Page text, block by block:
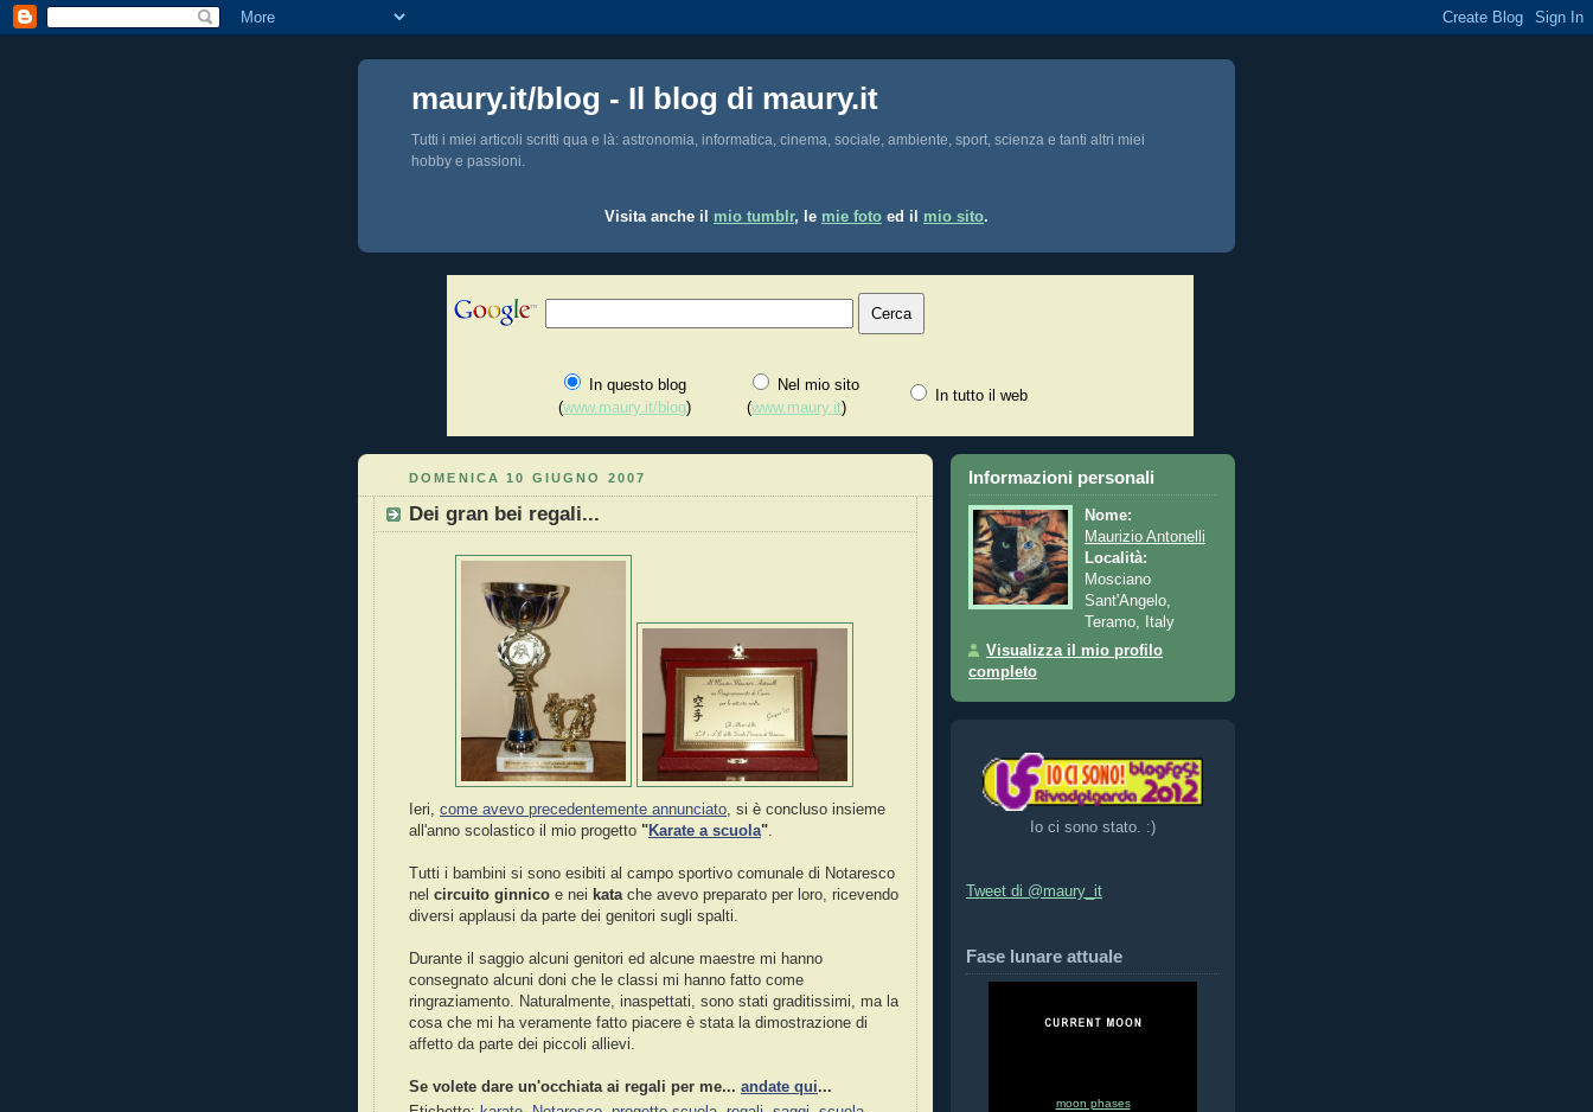
maury.it/blog - Il blog di maury.it
Tutti i miei articoli scritti qua e là: astronomia, informatica, cinema, sociale, ambiente, sport, scienza e tanti altri miei
hobby e passioni.
Visita anche il mio tumblr, le mie foto ed il mio sito.
In questo blog
(www.maury.it/blog)
Nel mio sito
(www.maury.it)
In tutto il web
DOMENICA 10 GIUGNO 2007
Dei gran bei regali...
Ieri, come avevo precedentemente annunciato, si è concluso insieme
all'anno scolastico il mio progetto "Karate a scuola".
Tutti i bambini si sono esibiti al campo sportivo comunale di Notaresco
nel circuito ginnico e nei katache avevo preparato per loro, ricevendo
diversi applausi da parte dei genitori sugli spalti.
Durante il saggio alcuni genitori ed alcune maestre mi hanno
consegnato alcuni doni che le classi mi hanno fatto come
ringraziamento. Naturalmente, inaspettati, sono stati graditissimi, ma la
cosa che mi ha veramente fatto piacere è stata la dimostrazione di
affetto da parte dei piccoli allievi.
Se volete dare un'occhiata ai regali per me... andate qui...
Informazioni personali
Nome:
Maurizio Antonelli
Località:
Mosciano
Sant'Angelo,
Teramo, Italy
Visualizza il mio profilo
completo
Io ci sono stato. :)
Tweet di @maury_it
Fase lunare attuale
moon phases